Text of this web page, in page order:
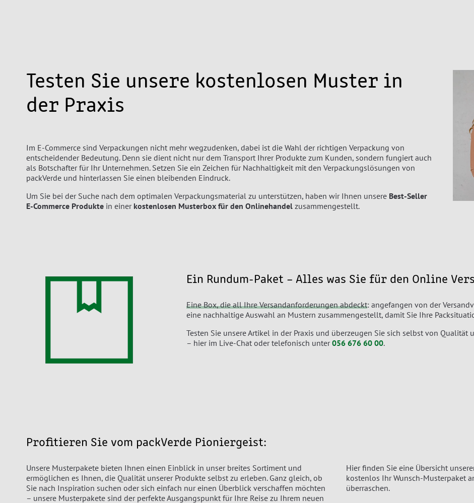
Testen Sie unsere kostenlosen Muster in
der Praxis
Im E-Commerce sind Verpackungen nicht mehr wegzudenken, dabei ist die Wahl der richtigen Verpackung von
entscheidender Bedeutung. Denn sie dient nicht nur dem Transport Ihrer Produkte zum Kunden, sondern fungiert auch
als Botschafter für Ihr Unternehmen. Setzen Sie ein Zeichen für Nachhaltigkeit mit den Verpackungslösungen von
packVerde und hinterlassen Sie einen bleibenden Eindruck.
Um Sie bei der Suche nach dem optimalen Verpackungsmaterial zu unterstützen, haben wir Ihnen unsere Best-Seller
E-Commerce Produkte in einerkostenlosen Musterbox für den Onlinehandel zusammengestellt.
Ein Rundum-Paket – Alles was Sie für den Online
Eine Box, die all Ihre Versandanforderungen abdeckt: angefangen von der
eine nachhaltige Auswahl an Mustern zusammengestellt, damit Sie Ihre
Testen Sie unsere Artikel in der Praxis und überzeugen Sie sich selbst von
– hier im Live-Chat oder telefonisch unter056 676 60 00.
Profitieren Sie vom packVerde Pioniergeist:
Unsere Musterpakete bieten Ihnen einen Einblick in unser breites Sortiment und
ermöglichen es Ihnen, die Qualität unserer Produkte selbst zu erleben. Ganz gleich, ob
Sie nach Inspiration suchen oder sich einfach nur einen Überblick verschaffen möchten
– unsere Musterpakete sind der perfekte Ausgangspunkt für Ihre Reise zu Ihrem neuen
Hier finden Sie eine Übersicht
kostenlos Ihr Wunsch-Musterpaket
überraschen.